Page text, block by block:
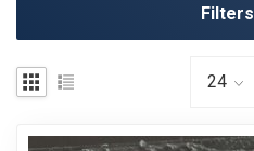
Filters